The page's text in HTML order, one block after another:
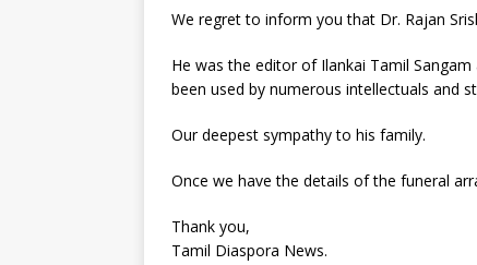
We regret to inform you that Dr. Rajan
He was the editor of Ilankai Tamil
been used by numerous intellectuals and
Our deepest sympathy to his family.
Once we have the details of the funeral
Thank you,
Tamil Diaspora News.